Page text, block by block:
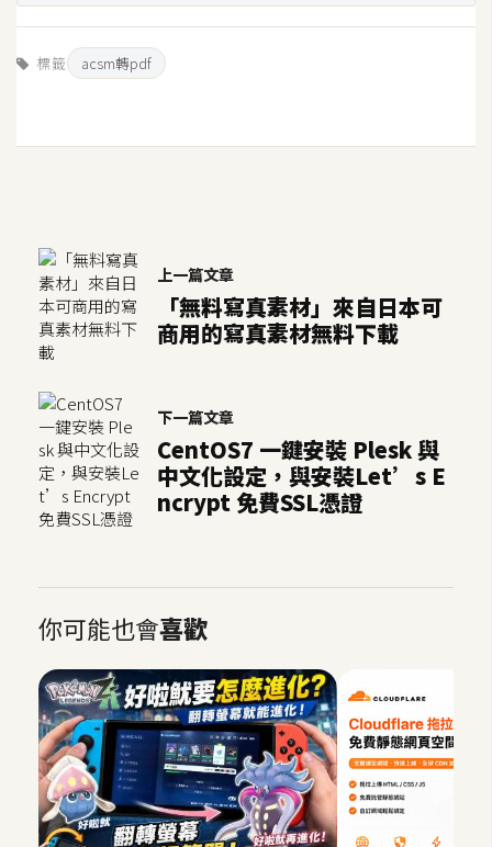
標籤 acsm轉pdf
上一篇文章
「無料寫真素材」來自日本可
商用的寫真素材無料下載
下一篇文章
CentOS7 一鍵安裝 Plesk 與
中文化設定，與安裝Let’s E
ncrypt 免費SSL憑證
你可能也會喜歡